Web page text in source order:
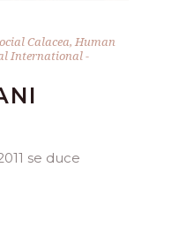
Calacea, Human
International
se duce